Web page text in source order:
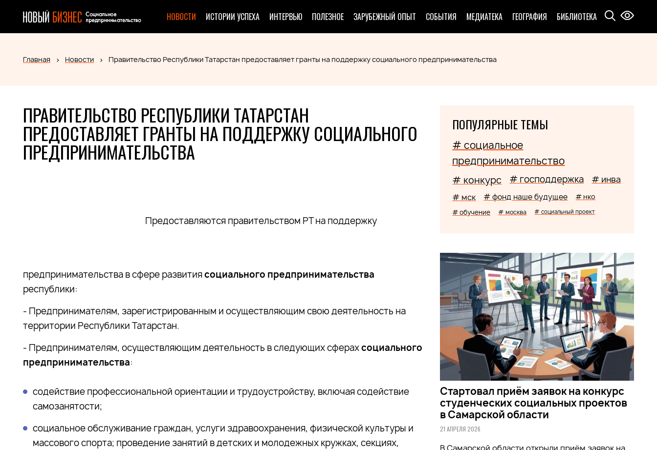
НОВОСТИ ИСТОРИИ УСПЕХА ИНТЕРВЬЮ ПОЛЕЗНОЕ ЗАРУБЕЖНЫЙ ОПЫТ СОБЫТИЯ МЕДИАТЕКА ГЕОГРАФИЯ БИБЛИОТЕКА
Главная Новости Правительство Республики Татарстан предоставляет гранты на поддержку социального предпринимательства
ПРАВИТЕЛЬСТВО РЕСПУБЛИКИ ТАТАРСТАН
ПРЕДОСТАВЛЯЕТ ГРАНТЫ НА ПОДДЕРЖКУ СОЦИАЛЬНОГО
ПРЕДПРИНИМАТЕЛЬСТВА
Предоставляются правительством РТ на поддержку
предпринимательства в сфере развитиясоциального предпринимательства
республики:
- Предпринимателям, зарегистрированным и осуществляющим свою деятельность на
территории Республики Татарстан.
- Предпринимателям, осуществляющим деятельность в следующих сферахсоциального
предпринимательства:
содействие профессиональной ориентации и трудоустройству, включая содействие
самозанятости;
социальное обслуживание граждан, услуги здравоохранения, физической культуры и
массового спорта; проведение занятий в детских и молодежных кружках, секциях,
ПОПУЛЯРНЫЕ ТЕМЫ
# социальное
предпринимательство
# конкурс # господдержка # инва
# мск # фонд наше будущее # нко
# обучение # москва # социальный проект
Стартовал приём заявок на конкурс
студенческих социальных проектов
в Самарской области
21 АПРЕЛЯ 2026